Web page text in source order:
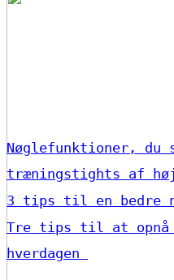
Nøglefunktioner,
træningstights af
3 tips til en bedre
Tre tips til at opnå
hverdagen